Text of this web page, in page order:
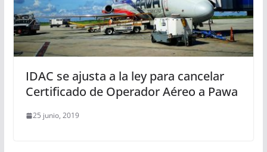
IDAC se ajusta a la ley para cancelar
Certificado de Operador Aéreo a Pawa
25 junio, 2019